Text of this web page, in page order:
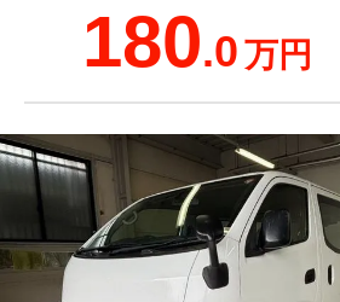
180.0万円